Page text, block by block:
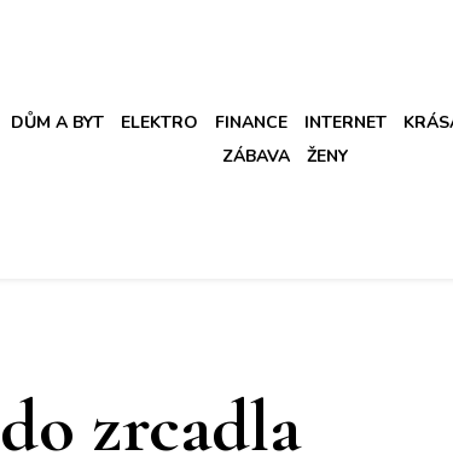
DŮM A BYT ELEKTRO FINANCE INTERNET
ZÁBAVA
ŽENY
zrcadla